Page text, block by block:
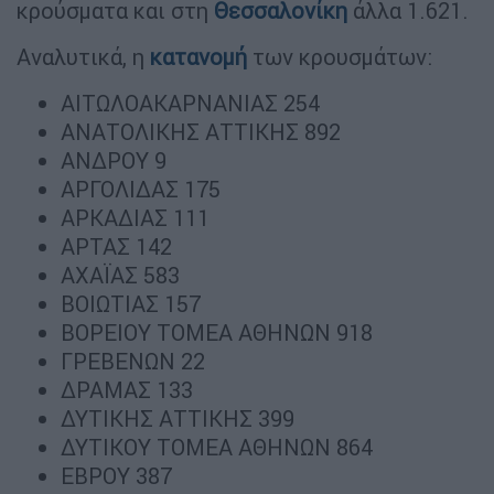
κρούσματα και στη Θεσσαλονίκη άλλα 1.621.
Αναλυτικά, η κατανομή των κρουσμάτων:
ΑΙΤΩΛΟΑΚΑΡΝΑΝΙΑΣ 254
ΑΝΑΤΟΛΙΚΗΣ ΑΤΤΙΚΗΣ 892
ΑΝΔΡΟΥ 9
ΑΡΓΟΛΙΔΑΣ 175
ΑΡΚΑΔΙΑΣ 111
ΑΡΤΑΣ 142
ΑΧΑΪΑΣ 583
ΒΟΙΩΤΙΑΣ 157
ΒΟΡΕΙΟΥ ΤΟΜΕΑ ΑΘΗΝΩΝ 918
ΓΡΕΒΕΝΩΝ 22
ΔΡΑΜΑΣ 133
ΔΥΤΙΚΗΣ ΑΤΤΙΚΗΣ 399
ΔΥΤΙΚΟΥ ΤΟΜΕΑ ΑΘΗΝΩΝ 864
ΕΒΡΟΥ 387